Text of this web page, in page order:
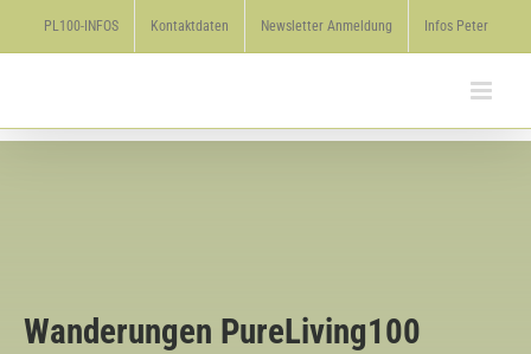
springen
PL100-INFOS Kontaktdaten Newsletter Anmeldung Infos Peter
Wanderungen PureLiving100